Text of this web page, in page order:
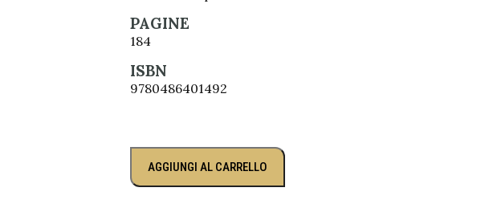
PAGINE
184
ISBN
9780486401492
AGGIUNGI AL CARRELLO